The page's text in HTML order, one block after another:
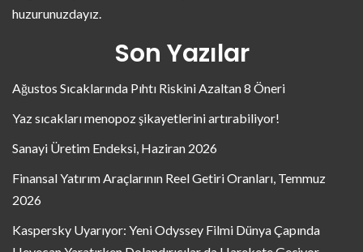
huzurunuzdayız.
Son Yazılar
Ağustos Sıcaklarında Pıhtı Riskini Azaltan 8 Öneri
Yaz sıcakları menopoz şikayetlerini artırabiliyor!
Sanayi Üretim Endeksi, Haziran 2026
Finansal Yatırım Araçlarının Reel Getiri Oranları, Temmuz
2026
Kaspersky Uyarıyor: Yeni Odyssey Filmi Dünya Çapında